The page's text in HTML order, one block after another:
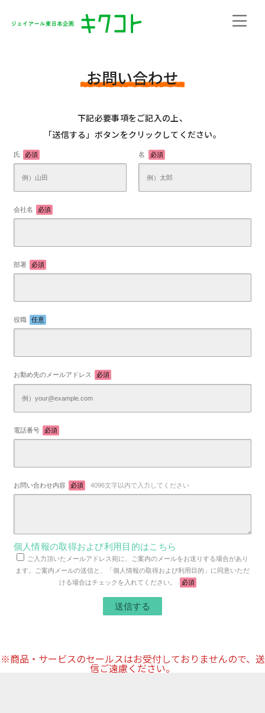
お問い合わせ
下記必要事項をご記入の上、
「送信する」ボタンをクリックしてください。
氏 必須 名 必須
会社名 必須
部署 必須
役職 任意
お勤め先のメールアドレス 必須
電話番号 必須
お問い合わせ内容 必須 4096文字以内で入力してください
個人情報の取得および利用目的はこちら
ご入力頂いたメールアドレス宛に、ご案内のメールをお送りする場合があり
ます。ご案内メールの送信と、「個人情報の取得および利用目的」に同意いただ
ける場合はチェックを入れてください。
必須
※商品・サービスのセールスはお受付しておりませんので、送
信ご遠慮ください。